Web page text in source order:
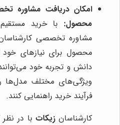
امکان دریافت مشاوره
محصول: با خرید مستقیم
مشاوره تخصصی
محصول برای نیازهای خود
دانش و تجربه خود
ویژگی‌های مختلف مدل‌ها
فرآیند خرید راهنمایی کنند.
کارشناسان زیکات با در